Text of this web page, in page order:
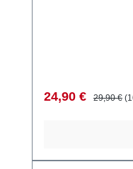
Verkaufspreis:
24,90 € 29,90 €